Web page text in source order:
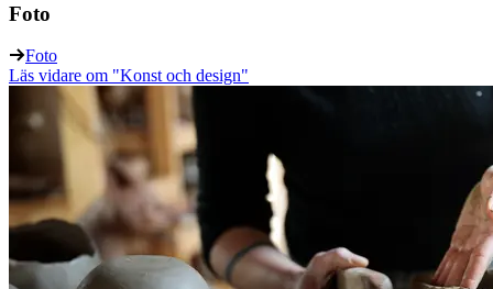
Foto
Foto
Läs vidare om "Konst och design"